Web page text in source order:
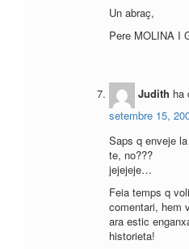
Un abraç,
Pere MOLINA I
Judith ha
setembre 15,
Saps q enveje
te, no???
jejejeje…
Feia temps q
comentari, hem
ara estic
historieta!